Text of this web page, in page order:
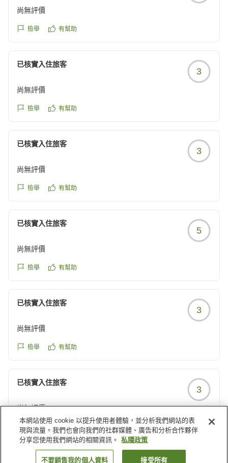
尚無評價
檢舉 有幫助
已核實入住旅客
3
尚無評價
檢舉 有幫助
已核實入住旅客
3
尚無評價
檢舉 有幫助
已核實入住旅客
5
尚無評價
檢舉 有幫助
已核實入住旅客
3
尚無評價
檢舉 有幫助
已核實入住旅客
3
尚無評價
檢舉 有幫助
載入更多結果
本網站使用 cookie 以提升使用者體驗，並分析我們網站的表
現與流量。我們也會向我們的社群媒體、廣告和分析合作夥伴
分享您使用我們網站的相關資訊。
私隱政策
不要銷售我的個人資料 接受所有